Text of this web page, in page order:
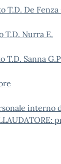
T.D. De Fenza
T.D. Nurra E.
T.D. Sanna
interno